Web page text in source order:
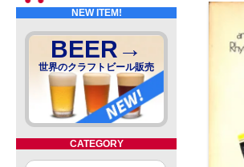
NEW ITEM!
BEER→
世界のクラフトビール販売
CATEGORY